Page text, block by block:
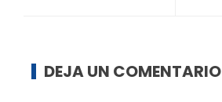
DEJA UN COMENTARIO